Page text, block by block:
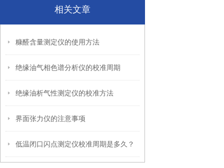
相关文章
糠醛含量测定仪的使用方法
绝缘油气相色谱分析仪的校准周期
绝缘油析气性测定仪的校准方法
界面张力仪的注意事项
低温闭口闪点测定仪校准周期是多久？